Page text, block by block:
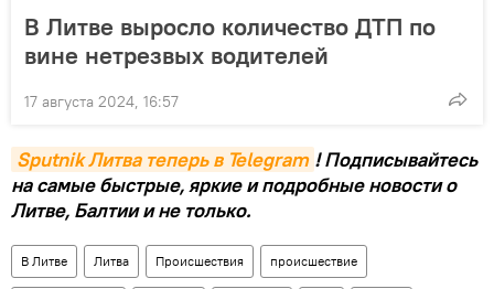
В Литве выросло количество ДТП по
вине нетрезвых водителей
17 августа 2024, 16:57
Sputnik Литва теперь в Telegram ! Подписывайтесь
на самые быстрые, яркие и подробные новости о
Литве, Балтии и не только.
В Литве Литва Происшествия происшествие